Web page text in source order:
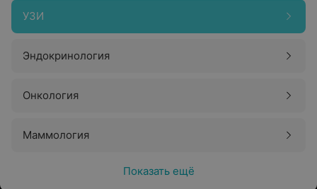
УЗИ
Эндокринология
Онкология
Маммология
Показать ещё